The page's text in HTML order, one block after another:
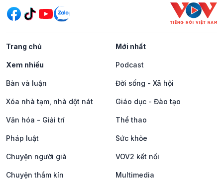
Trang chủ Mới nhất
Xem nhiều Podcast
Bàn và luận Đời sống - Xã hội
Xóa nhà tạm, nhà dột nát Giáo dục - Đào tạo
Văn hóa - Giải trí Thể thao
Pháp luật Sức khỏe
Chuyện người già VOV2 kết nối
Chuyện thầm kín Multimedia